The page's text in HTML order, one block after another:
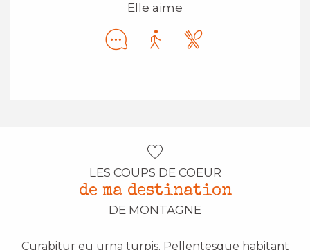
Elle aime
LES COUPS DE COEUR
de ma destination
DE MONTAGNE
Curabitur eu urna turpis. Pellentesque habitant